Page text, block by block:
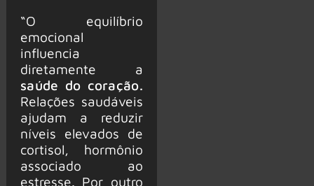
“O equilíbrio
emocional
influencia
diretamente a
saúde do coração.
Relações saudáveis
ajudam a reduzir
níveis elevados de
cortisol, hormônio
associado ao
estresse. Por outro